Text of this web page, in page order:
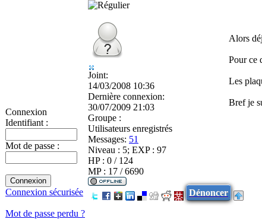
Connexion
Identifiant :
Mot de passe :
Connexion sécurisée
Mot de passe perdu ?
Joint:
14/03/2008 10:36
Dernière connexion:
30/07/2009 21:03
Groupe :
Utilisateurs enregistrés
Messages: 51
Niveau : 5; EXP : 97
HP : 0 / 124
MP : 17 / 6690
Alors
Pour ce
Les
Bref je
Dénoncer